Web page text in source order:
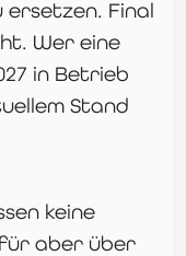
Final
Wer eine
in Betrieb
Stand
keine
aber über